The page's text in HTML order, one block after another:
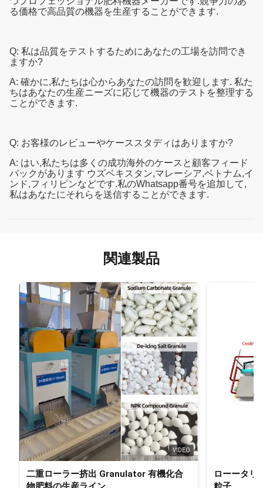
る価格で高品質の機器を生産することができます.
Q: 私は品質をテストするためにあなたの工場を訪問でき
ますか?
A: 確かに,私たちは心からあなたの訪問を歓迎します. 私た
ちはあなたの生産ニーズに応じて機器のテストを整理する
ことができます.
Q: お客様のレビューやケーススタディはありますか?
A: はい,私たちは多くの成功海外のケースと顧客フィード
バックがあります ウズベキスタン,マレーシア,ベトナム,イ
ンド,フィリピンなどです.私のWhatsapp番号を追加して,
私はあなたにそれらを送信することができます.
関連製品
VIDEO
二重ローラー挤出 Granulator 有機化合
ローータリ